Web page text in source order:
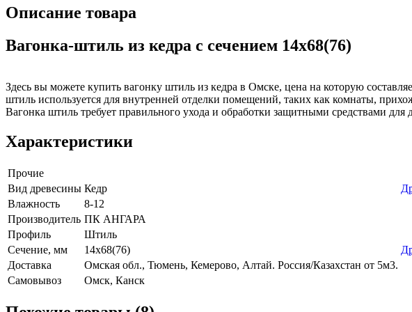
Описание товара
Вагонка-штиль из кедра с сечением 14x68(76)
Здесь вы можете купить вагонку штиль из кедра в Омске, цена на которую
штиль используется для внутренней отделки помещений, таких как комнаты,
Вагонка штиль требует правильного ухода и обработки защитными средствами
Характеристики
Прочие
Вид древесины Кедр
Влажность
8-12
Производитель ПК АНГАРА
Профиль
Штиль
Сечение, мм
14x68(76)
Доставка
Омская обл., Тюмень, Кемерово, Алтай. Россия/Казахстан от 5м3.
Самовывоз
Омск, Канск